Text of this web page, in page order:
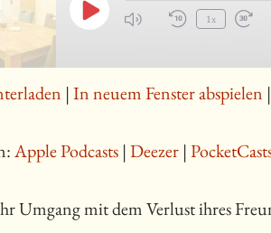
Play
1x
|In neuem Fenster abspielen |
Apple Podcasts |Deezer |
Umgang mit dem Verlust ihres